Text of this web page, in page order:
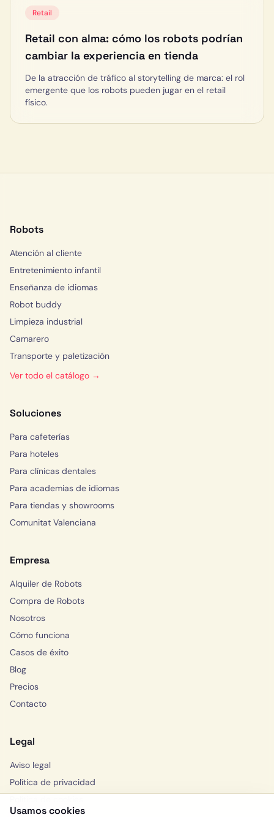
Usamos cookies
Retail
Retail con alma: cómo los robots podrían
cambiar la experiencia en tienda
De la atracción de tráfico al storytelling de marca: el rol
emergente que los robots pueden jugar en el retail
físico.
Robots
Atención al cliente
Entretenimiento infantil
Enseñanza de idiomas
Robot buddy
Limpieza industrial
Camarero
Transporte y paletización
Ver todo el catálogo →
Soluciones
Para cafeterías
Para hoteles
Para clínicas dentales
Para academias de idiomas
Para tiendas y showrooms
Comunitat Valenciana
Empresa
Alquiler de Robots
Compra de Robots
Nosotros
Cómo funciona
Casos de éxito
Blog
Precios
Contacto
Legal
Aviso legal
Política de privacidad